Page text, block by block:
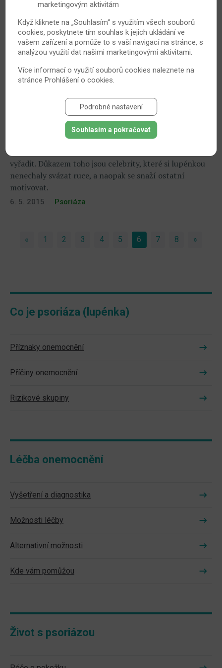
ní rozhodně nevzdávají!
Lupénka je velice nepříjemným chronickým
autoimunitním onemocněním kůže. Dokáže svému
nositeli způsobit mnoho potíží včetně těch psychických.
vyřadit. Důkazem toho jsou celebrity, které si lupénkou
nenechaly svázat ruce, a naopak se snaží ostatní
motivovat.
6. 5. 2015 Psoriáza
« Previous
1 2 3 4 5 6 (current)
7 8 »
Co je psoriáza (lupénka)
Příznaky onemocnění
Příčiny onemocnění
Rizikové skupiny
Léčba onemocnění
Vyšetření a diagnostika
Možnosti léčby
Alternativní možnosti
Kde vám pomůžou
Život s psoriázou
marketingovým aktivitám
Když kliknete na „Souhlasím“ s využitím všech souborů
cookies, poskytnete tím souhlas k jejich ukládání ve
vašem zařízení a pomůže to s vaší navigací na stránce, s
analýzou využití dat našimi marketingovými aktivitami.
Více informací o využití souborů cookies naleznete na
stránceProhlášení o cookies
Podrobné nastavení
Souhlasím a pokračovat